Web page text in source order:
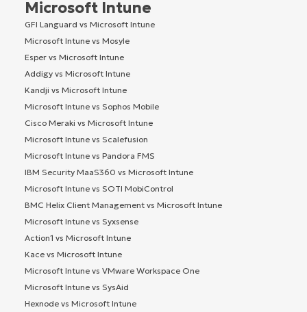
Microsoft Intune
GFI Languard vs Microsoft Intune
Microsoft Intune vs Mosyle
Esper vs Microsoft Intune
Addigy vs Microsoft Intune
Kandji vs Microsoft Intune
Microsoft Intune vs Sophos Mobile
Cisco Meraki vs Microsoft Intune
Microsoft Intune vs Scalefusion
Microsoft Intune vs Pandora FMS
IBM Security MaaS360 vs Microsoft Intune
Microsoft Intune vs SOTI MobiControl
BMC Helix Client Management vs Microsoft Intune
Microsoft Intune vs Syxsense
Action1 vs Microsoft Intune
Kace vs Microsoft Intune
Microsoft Intune vs VMware Workspace One
Microsoft Intune vs SysAid
Hexnode vs Microsoft Intune